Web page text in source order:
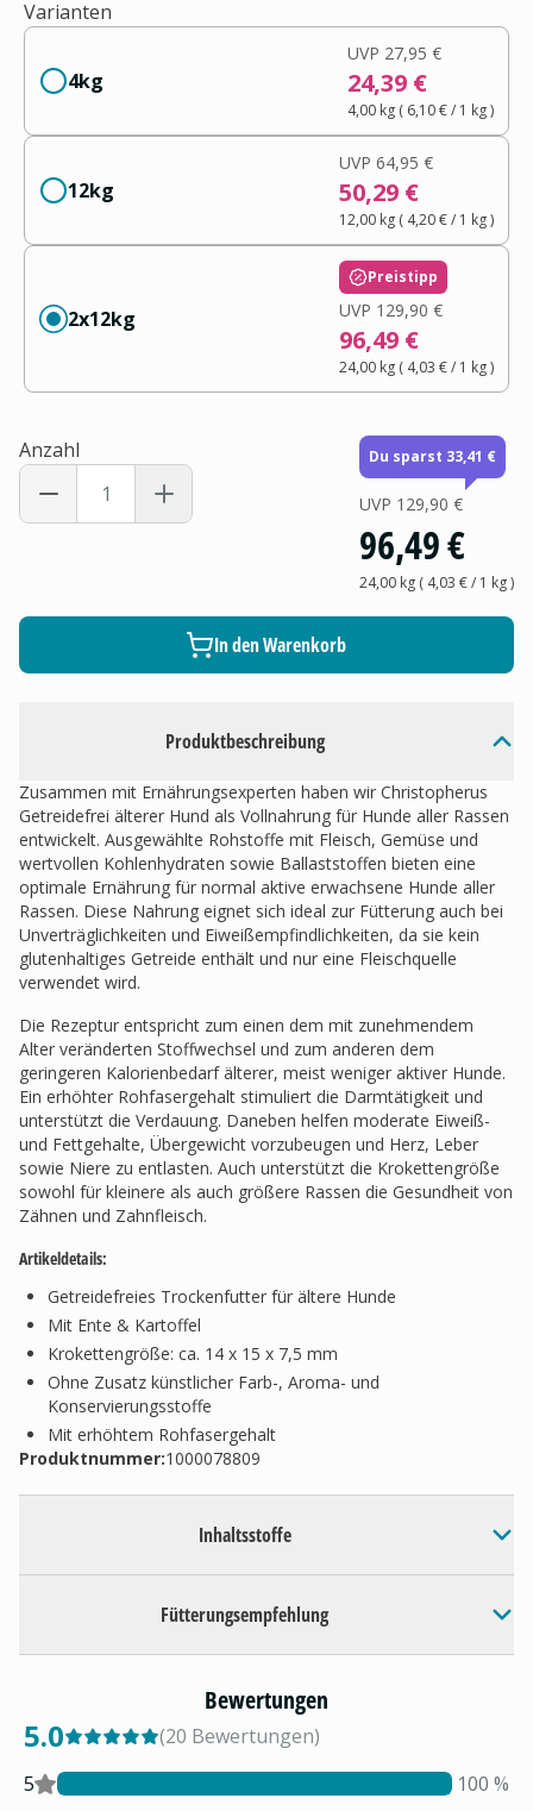
Produktbeschreibung
Zusammen mit Ernährungsexperten haben wir Christopherus
Getreidefrei älterer Hund als Vollnahrung für Hunde aller Rassen
entwickelt. Ausgewählte Rohstoffe mit Fleisch, Gemüse und
wertvollen Kohlenhydraten sowie Ballaststoffen bieten eine
optimale Ernährung für normal aktive erwachsene Hunde aller
Rassen. Diese Nahrung eignet sich ideal zur Fütterung auch bei
Unverträglichkeiten und Eiweißempfindlichkeiten, da sie kein
glutenhaltiges Getreide enthält und nur eine Fleischquelle
verwendet wird.
Die Rezeptur entspricht zum einen dem mit zunehmendem
Alter veränderten Stoffwechsel und zum anderen dem
geringeren Kalorienbedarf älterer, meist weniger aktiver Hunde.
Ein erhöhter Rohfasergehalt stimuliert die Darmtätigkeit und
unterstützt die Verdauung. Daneben helfen moderate Eiweiß-
und Fettgehalte, Übergewicht vorzubeugen und Herz, Leber
sowie Niere zu entlasten. Auch unterstützt die Krokettengröße
sowohl für kleinere als auch größere Rassen die Gesundheit von
Zähnen und Zahnfleisch.
Artikeldetails:
Getreidefreies Trockenfutter für ältere Hunde
Mit Ente & Kartoffel
Krokettengröße: ca. 14 x 15 x 7,5 mm
Ohne Zusatz künstlicher Farb-, Aroma- und
Konservierungsstoffe
Mit erhöhtem Rohfasergehalt
Produktnummer:1000078809
Inhaltsstoffe
Fütterungsempfehlung
Varianten
4kg
UVP 27,95 €
24,39 €
4,00 kg( 6,10 €/ 1 kg)
12kg
UVP 64,95 €
50,29 €
12,00 kg( 4,20 €/ 1 kg)
2x12kg
Preistipp
UVP 129,90 €
96,49 €
24,00 kg( 4,03 €/ 1 kg)
Anzahl Du sparst 33,41 €
UVP 129,90 €
96,49 €
24,00 kg( 4,03 €/ 1 kg)
In den Warenkorb
Bewertungen
5.0 (20 Bewertungen)
5
100 %